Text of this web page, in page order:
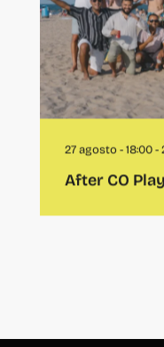
After CO
27 agosto - 18:00-